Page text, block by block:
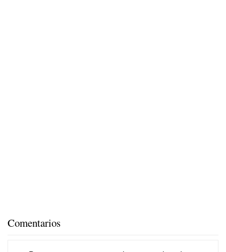
Comentarios